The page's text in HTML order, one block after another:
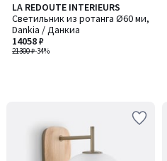
LA REDOUTE INTERIEURS
Светильник из ротанга Ø60 ми,
Dankia / Данкиа
21300 ₽-34%
14058 ₽